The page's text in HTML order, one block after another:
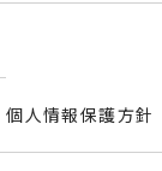
個人情報保護方針